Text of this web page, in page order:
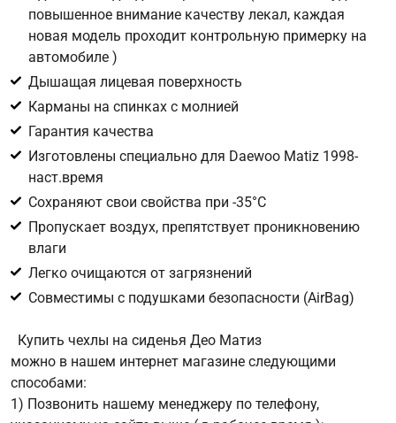
Цифра с картинки
повышенное внимание качеству лекал, каждая
новая модель проходит контрольную примерку на
автомобиле )
Дышащая лицевая поверхность
Карманы на спинках с молнией
Гарантия качества
Изготовлены специально для Daewoo Matiz 1998-
наст.время
Сохраняют свои свойства при -35°С
Пропускает воздух, препятствует проникновению
влаги
Легко очищаются от загрязнений
Совместимы с подушками безопасности (AirBag)
Купить чехлы на сиденья Део Матиз
можно в нашем интернет магазине следующими
способами:
1) Позвонить нашему менеджеру по телефону,